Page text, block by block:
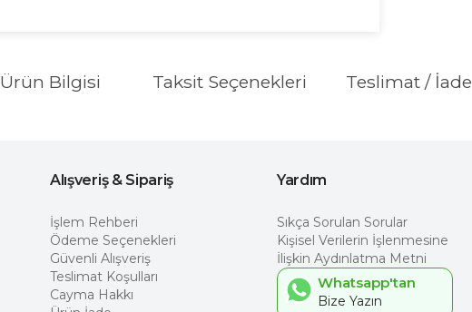
Ürün Bilgisi Taksit Seçenekleri Teslimat / İade
Alışveriş & Sipariş
İşlem Rehberi
Ödeme Seçenekleri
Güvenli Alışveriş
Teslimat Koşulları
Cayma Hakkı
Yardım
Sıkça Sorulan Sorular
Kişisel Verilerin İşlenmesine
İlişkin Aydınlatma Metni
Whatsapp'tan